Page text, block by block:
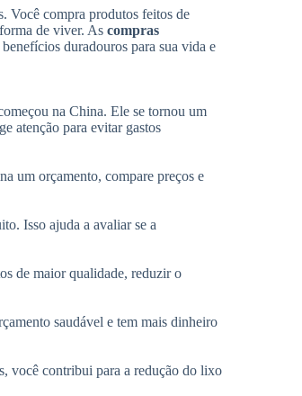
Você compra produtos feitos de
de viver. As compras
duradouros para sua vida e
na China. Ele se tornou um
atenção para evitar gastos
um orçamento, compare preços e
Isso ajuda a avaliar se a
de maior qualidade, reduzir o
saudável e tem mais dinheiro
você contribui para a redução do lixo